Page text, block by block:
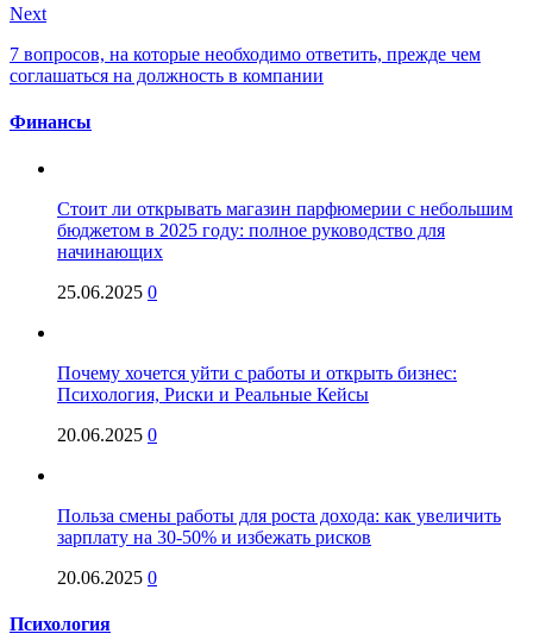
Next
7 вопросов, на которые необходимо ответить, прежде чем
соглашаться на должность в компании
Финансы
Стоит ли открывать магазин парфюмерии с небольшим
бюджетом в 2025 году: полное руководство для
начинающих
25.06.2025 0
Почему хочется уйти с работы и открыть бизнес:
Психология, Риски и Реальные Кейсы
20.06.2025 0
Польза смены работы для роста дохода: как увеличить
зарплату на 30-50% и избежать рисков
20.06.2025 0
Психология